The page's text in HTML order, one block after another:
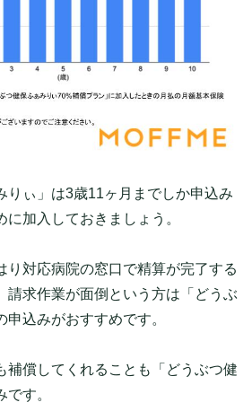
りぃ」は3歳11ヶ月までしか申込み
加入しておきましょう。
り対応病院の窓口で精算が完了する
請求作業が面倒という方は「どうぶ
込みがおすすめです。
補償してくれることも「どうぶつ健
す。